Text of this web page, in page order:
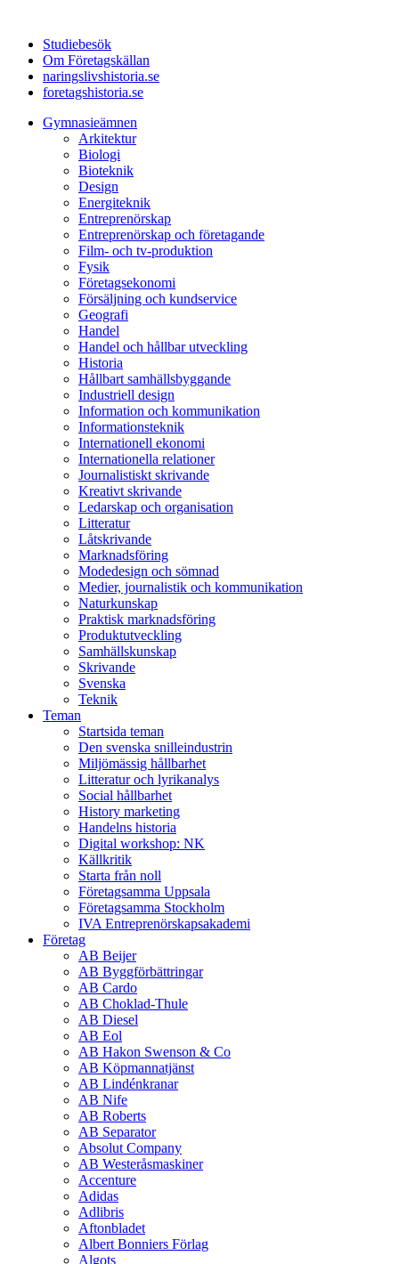
Studiebesök
Om Företagskällan
naringslivshistoria.se
foretagshistoria.se
Gymnasieämnen
Arkitektur
Biologi
Bioteknik
Design
Energiteknik
Entreprenörskap
Entreprenörskap och företagande
Film- och tv-produktion
Fysik
Företagsekonomi
Försäljning och kundservice
Geografi
Handel
Handel och hållbar utveckling
Historia
Hållbart samhällsbyggande
Industriell design
Information och kommunikation
Informationsteknik
Internationell ekonomi
Internationella relationer
Journalistiskt skrivande
Kreativt skrivande
Ledarskap och organisation
Litteratur
Låtskrivande
Marknadsföring
Modedesign och sömnad
Medier, journalistik och kommunikation
Naturkunskap
Praktisk marknadsföring
Produktutveckling
Samhällskunskap
Skrivande
Svenska
Teknik
Teman
Startsida teman
Den svenska snilleindustrin
Miljömässig hållbarhet
Litteratur och lyrikanalys
Social hållbarhet
History marketing
Handelns historia
Digital workshop: NK
Källkritik
Starta från noll
Företagsamma Uppsala
Företagsamma Stockholm
IVA Entreprenörskapsakademi
Företag
AB Beijer
AB Byggförbättringar
AB Cardo
AB Choklad-Thule
AB Diesel
AB Eol
AB Hakon Swenson & Co
AB Köpmannatjänst
AB Lindénkranar
AB Nife
AB Roberts
AB Separator
Absolut Company
AB Westeråsmaskiner
Accenture
Adidas
Adlibris
Aftonbladet
Albert Bonniers Förlag
Algots